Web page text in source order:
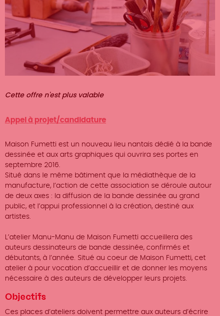
Statut
Cette offre n'est plus valable
Type
Appel à projet/candidature
Maison Fumetti est un nouveau lieu nantais dédié à la bande
dessinée et aux arts graphiques qui ouvrira ses portes en
septembre 2016.
Situé dans le même bâtiment que la médiathèque de la
manufacture, l’action de cette association se déroule autour
de deux axes : la diffusion de la bande dessinée au grand
public, et l’appui professionnel à la création, destiné aux
artistes.
L’atelier Manu-Manu de Maison Fumetti accueillera des
auteurs dessinateurs de bande dessinée, confirmés et
débutants, à l’année. Situé au coeur de Maison Fumetti, cet
atelier à pour vocation d’accueillir et de donner les moyens
nécessaire à des auteurs de développer leurs projets.
Objectifs
Ces places d’ateliers doivent permettre aux auteurs d’écrire